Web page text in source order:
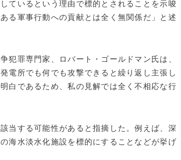
ているという理由で標的とされることを示唆
る軍事行動への貢献とは全く無関係だ」と述
犯罪専門家、ロバート・ゴールドマン氏は、
電所でも何でも攻撃できると繰り返し主張し
白であるため、私の見解では全く不相応な行
当する可能性があると指摘した。例えば、深
海水淡水化施設を標的にすることなどが挙げ